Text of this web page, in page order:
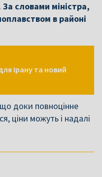
словами міністра,
в районі
Ірану та новий
доки повноцінне
ціни можуть і надалі